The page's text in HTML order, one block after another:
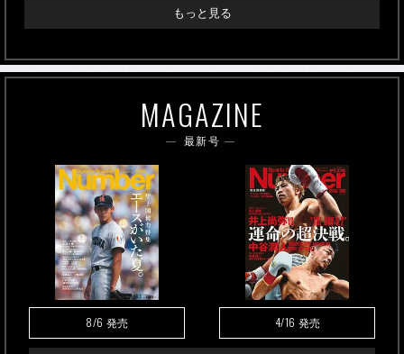
もっと見る
MAGAZINE
最新号
8/6 発売 4/16 発売